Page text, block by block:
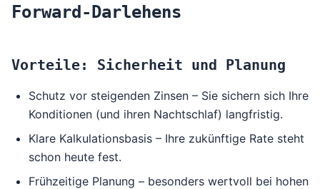
Forward-Darlehens
Vorteile: Sicherheit und Planung
Schutz vor steigenden Zinsen – Sie sichern sich Ihre
Konditionen (und ihren Nachtschlaf) langfristig.
Klare Kalkulationsbasis – Ihre zukünftige Rate steht
schon heute fest.
Frühzeitige Planung – besonders wertvoll bei hohen